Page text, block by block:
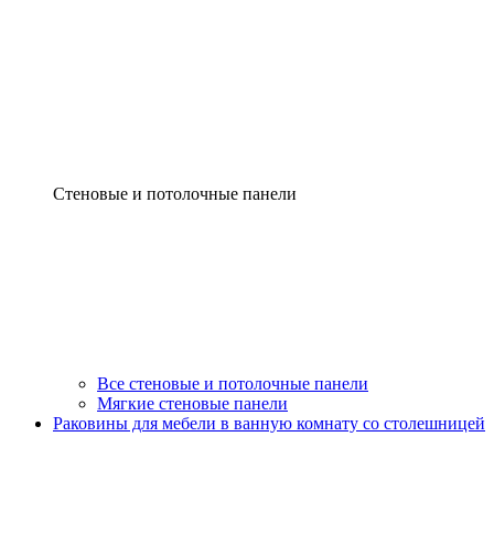
Стеновые и потолочные панели
Все стеновые и потолочные панели
Мягкие стеновые панели
Раковины для мебели в ванную комнату со столешницей